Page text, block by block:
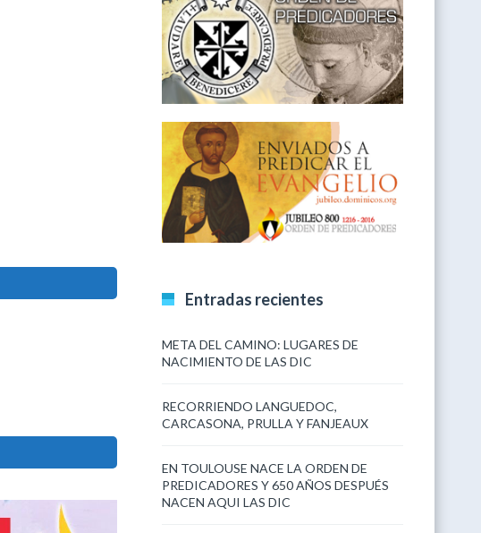
Entradas recientes
META DEL CAMINO: LUGARES DE
NACIMIENTO DE LAS DIC
RECORRIENDO LANGUEDOC,
CARCASONA, PRULLA Y FANJEAUX
EN TOULOUSE NACE LA ORDEN DE
PREDICADORES Y 650 AÑOS DESPUÉS
NACEN AQUI LAS DIC